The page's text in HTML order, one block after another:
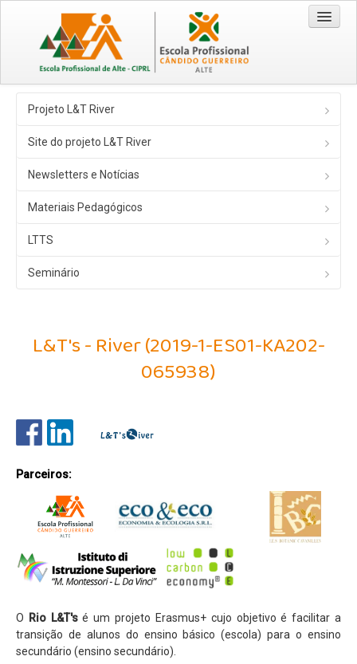
Cursos
Técnico/a de Turismo 2026/2029
CEF - Operador de Distribuição 2026/2028
EPA / EPCG
Origem da Escola
Documentação
Entidade Proprietária da Escola
Projetos
Erasmus+ KA1
CitriVET
L&T's - River
Projeto L&T River
Site do projeto L&T River
Newsletters e Notícias
Materiais Pedagógicos
LTTS
Seminário
L&T's - River (2019-1-ES01-KA202-
065938)
Parceiros:
O Rio L&T'sé um projeto Erasmus+ cujo objetivo é facilitar a
transição de alunos do ensino básico (escola) para o ensino
secundário (ensino secundário).